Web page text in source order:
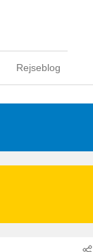
Rejseblog